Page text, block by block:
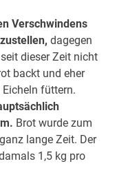
Verschwindens
dagegen
dieser Zeit nicht
backt und eher
füttern.
Brot wurde zum
lange Zeit. Der
1,5 kg pro